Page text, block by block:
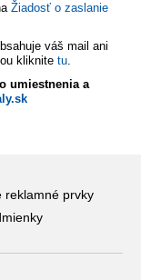
Žiadosť o zaslanie
váš mail ani
kliknite tu.
umiestnenia a
reklamné prvky